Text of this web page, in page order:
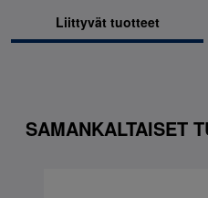
Liittyvät tuotteet
SAMANKALTAISET